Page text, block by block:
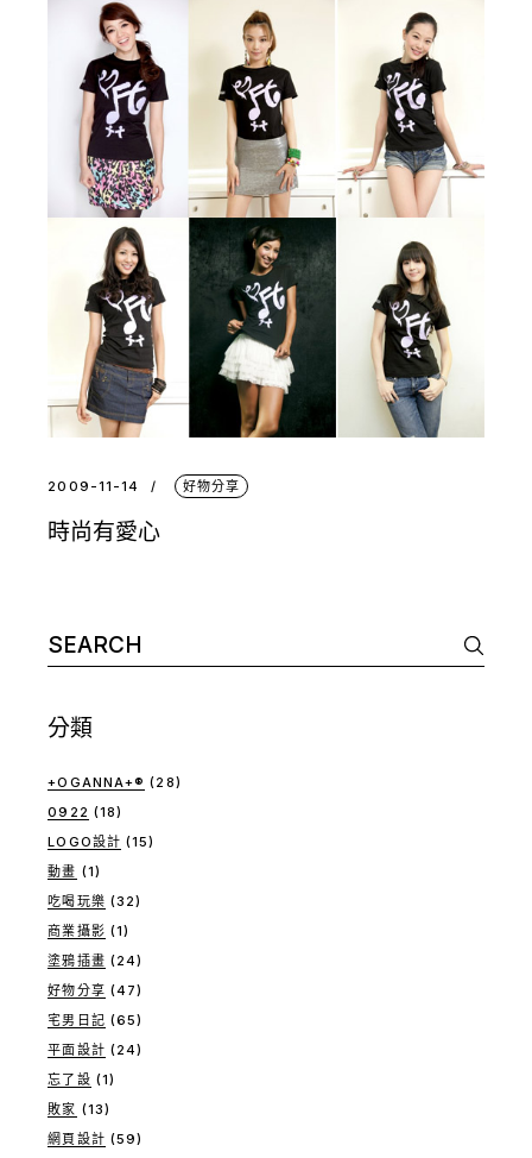
2009-11-14 好物分享
時尚有愛心
Search
for:
分類
+OGANNA+® (28)
0922 (18)
LOGO設計 (15)
動畫 (1)
吃喝玩樂 (32)
商業攝影 (1)
塗鴉插畫 (24)
好物分享 (47)
宅男日記 (65)
平面設計 (24)
忘了設 (1)
敗家 (13)
網頁設計 (59)